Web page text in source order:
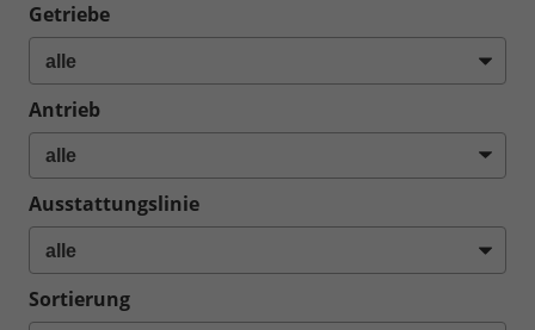
Getriebe
Antrieb
Ausstattungslinie
Sortierung